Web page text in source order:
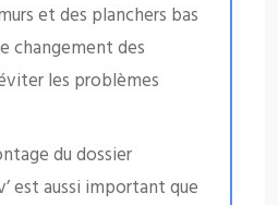
et des planchers bas
changement des
les problèmes
du dossier
est aussi important que